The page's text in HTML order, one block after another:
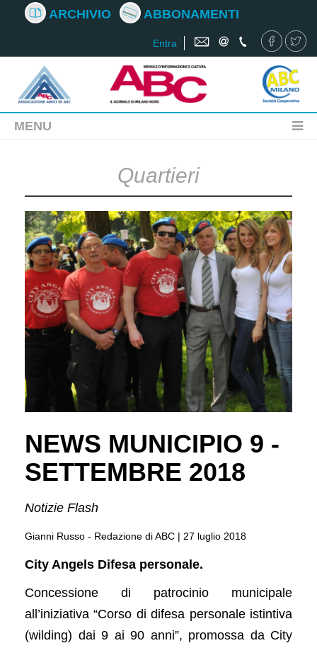
ARCHIVIO ABBONAMENTI
Entra
MENU
Quartieri
NEWS MUNICIPIO 9 -
SETTEMBRE 2018
Notizie Flash
Gianni Russo - Redazione di ABC | 27 luglio 2018
City Angels Difesa personale.
Concessione di patrocinio municipale
all’iniziativa “Corso di difesa personale istintiva
(wilding) dai 9 ai 90 anni”, promossa da City